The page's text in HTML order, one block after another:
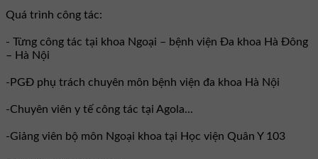
Quá trình công tác:
- Từng công tác tại khoa Ngoại – bệnh viện Đa khoa Hà Đông
– Hà Nội
-PGĐ phụ trách chuyên môn bệnh viện đa khoa Hà Nội
-Chuyên viên y tế công tác tại Agola...
-Giảng viên bộ môn Ngoại khoa tại Học viện Quân Y 103